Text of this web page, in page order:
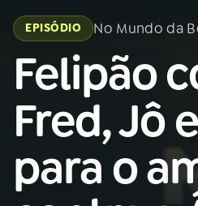
Buscar
na
Rádio
Nacional
AO VIVO
01 INÍCIO
na
Rádio
Nacional
EPISÓDIO No Mundo da
Felipão
Fred, Jô
para o